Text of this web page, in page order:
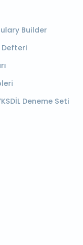
Builder
Defteri
Deneme Seti